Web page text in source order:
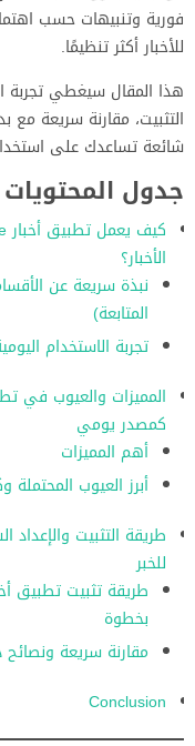
فورية وتنبيهات حسب
للأخبار أكثر تنظيمًا.
هذا المقال سيغطي تجربة
التثبيت، مقارنة سريعة مع
شائعة تساعدك على
جدول المحتويات
الأخبار؟
المتابعة)
تجربة الاستخدام
كمصدر يومي
أهم المميزات
أبرز العيوب
طريقة التثبيت
للخبر
بخطوة
مقارنة سريعة
Conclusion